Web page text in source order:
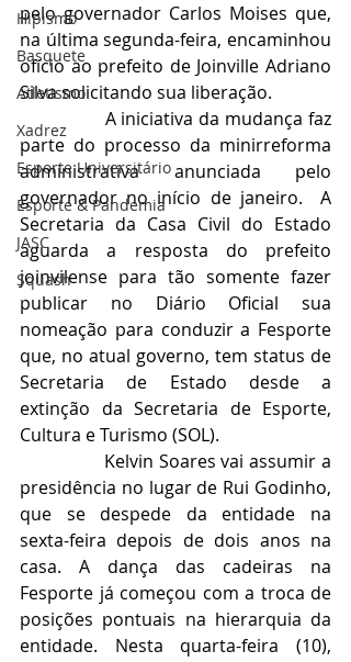
Hipismo
Basquete
Atletismo
Xadrez
Esporte Universitário
Esporte & Pandemia
JASC
Squash
pelo governador Carlos Moises que,
na última segunda-feira, encaminhou
ofício ao prefeito de Joinville Adriano
Silva solicitando sua liberação.
                A iniciativa da mudança faz
parte do processo da minirreforma
administrativa anunciada pelo
governador no início de janeiro.  A
Secretaria da Casa Civil do Estado
aguarda a resposta do prefeito
joinvilense para tão somente fazer
publicar no Diário Oficial sua
nomeação para conduzir a Fesporte
que, no atual governo, tem status de
Secretaria de Estado desde a
extinção da Secretaria de Esporte,
Cultura e Turismo (SOL).
presidência no lugar de Rui Godinho,
que se despede da entidade na
sexta-feira depois de dois anos na
casa. A dança das cadeiras na
Fesporte já começou com a troca de
posições pontuais na hierarquia da
entidade. Nesta quarta-feira (10),